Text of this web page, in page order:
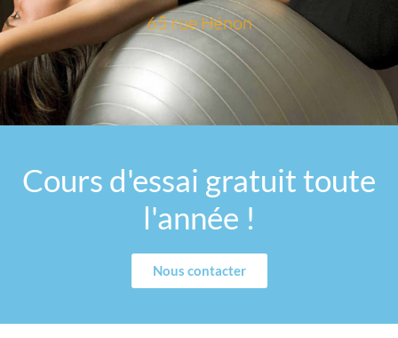
65 rue Hénon
Cours d'essai gratuit toute
l'année !
Nous contacter